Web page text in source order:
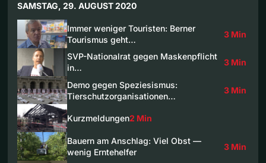
SAMSTAG, 29. AUGUST 2020
Immer weniger Touristen: Berner
Tourismus geht…
3 Min
SVP-Nationalrat gegen Maskenpflicht
in…
3 Min
Demo gegen Speziesismus:
Tierschutzorganisationen…
3 Min
Kurzmeldungen2 Min
Bauern am Anschlag: Viel Obst —
wenig Erntehelfer
3 Min